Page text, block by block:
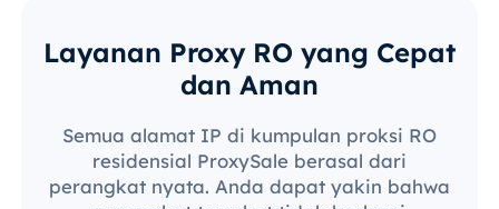
Layanan Proxy RO yang Cepat
dan Aman
Semua alamat IP di kumpulan proksi RO
residensial ProxySale berasal dari
perangkat nyata. Anda dapat yakin bahwa